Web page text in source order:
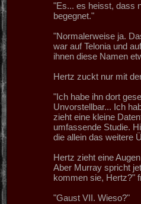
"Es... es heisst, dass
begegnet."
"Normalerweise ja.
war auf Telonia und
ihnen diese Namen
Hertz zuckt nur mit
"Ich habe ihn dort
Unvorstellbar... Ich
zieht eine kleine
umfassende Studie.
die allein das weitere
Hertz zieht eine
Aber Murray spricht
kommen sie, Hertz?"
"Gaust VII. Wieso?"